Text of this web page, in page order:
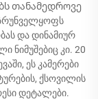
თანამედროვე
და დინამიურ
ნიმუშებიც კი. 20
ეს კამერები
ქსოვილის
დეტალები.